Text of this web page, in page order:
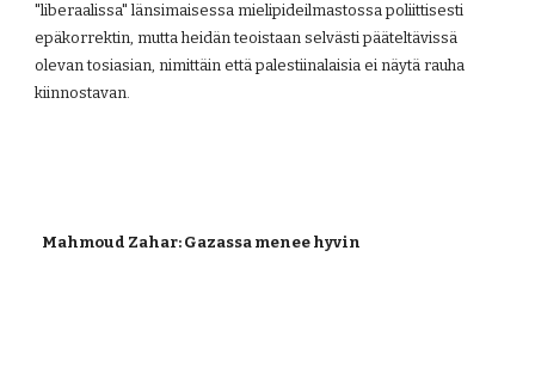
"liberaalissa" länsimaisessa mielipideilmastossa poliittisesti
epäkorrektin, mutta heidän teoistaan selvästi pääteltävissä
olevan tosiasian, nimittäin että palestiinalaisia ei näytä rauha
kiinnostavan.
Mahmoud Zahar: Gazassa menee hyvin